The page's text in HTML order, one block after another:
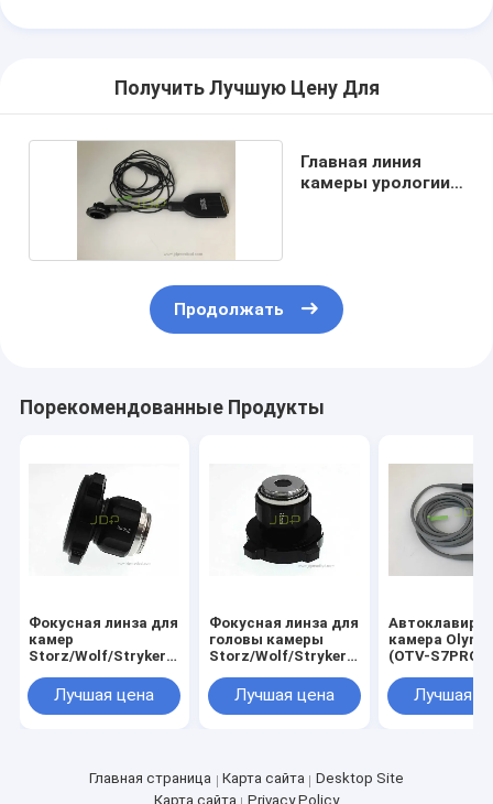
Получить Лучшую Цену Для
Главная линия
камеры урологии
Продолжать
Порекомендованные Продукты
Фокусная линза для
камер
Storz/Wolf/Stryker
Лучшая цена
Фокусная линза для
головы камеры
Storz/Wolf/Stryker
Лучшая цена
камера
(OTV-
S7ProH-HD-
Лучшая
Главная страница Карта сайта
Desktop Site
Карта сайта
Privacy Policy